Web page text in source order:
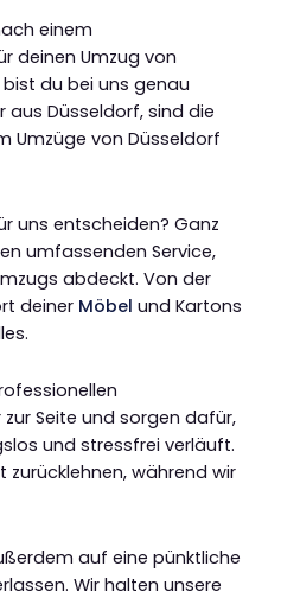
einem
deinen Umzug von
du bei uns genau
aus Düsseldorf, sind die
Umzüge von Düsseldorf
uns entscheiden? Ganz
umfassenden Service,
abdeckt. Von der
deiner Möbel und Kartons
Seite und sorgen dafür,
und stressfrei verläuft.
während wir
auf eine pünktliche
Wir halten unsere